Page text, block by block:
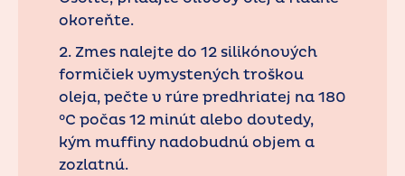
okoreňte.
2. Zmes nalejte do 12 silikónových
formičiek vymystených troškou
oleja, pečte v rúre predhriatej na 180
°C počas 12 minút alebo dovtedy,
kým muffiny nadobudnú objem a
zozlatnú.